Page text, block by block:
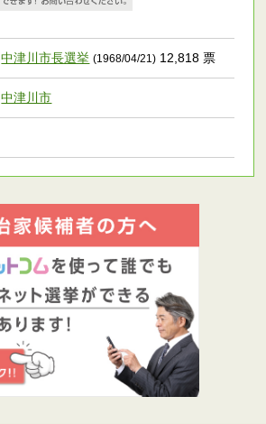
中津川市長選挙 (1968/04/21) 12,818 票
中津川市